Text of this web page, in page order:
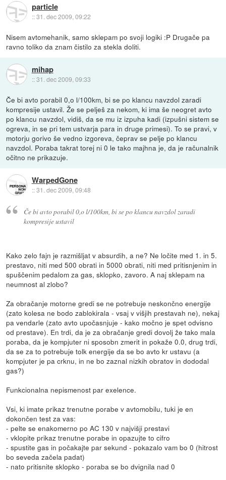
particle
::31. dec 2009, 09:22
Nisem avtomehanik, samo sklepam po svoji logiki :P Drugače pa
ravno toliko da znam čistilo za stekla doliti.
mihap
::31. dec 2009, 09:33
Če bi avto porabil 0,o l/100km, bi se po klancu navzdol zaradi
kompresije ustavil. Že se pelješ za nekom, ki ima še neogret avto
po klancu navzdol, vidiš, da se mu iz izpuha kadi (izpušni sistem se
ogreva, in se pri tem ustvarja para in druge primesi). To se pravi, v
motorju gorivo še vedno izgoreva, čeprav se pelje po klancu
navzdol. Poraba takrat torej ni 0 le tako majhna je, da je računalnik
očitno ne prikazuje.
WarpedGone
::31. dec 2009, 09:48
Če bi avto porabil 0,o l/100km, bi se po klancu navzdol zaradi
kompresije ustavil
Kako zelo fajn je razmišljat v absurdih, a ne? Ne ločite med 1. in 5.
prestavo, niti med 500 obrati in 5000 obrati, niti med pritisnjenim in
spuščenim pedalom za gas, sklopko, zavoro. A naj sklepam na
neumnost al zlobo?
Za obračanje motorne gredi se ne potrebuje neskončno energije
(zato kolesa ne bodo zablokirala - vsaj v višjih prestavah ne), nekaj
pa vendarle (zato avto upočasnjuje - kako močno je spet odvisno
od prestave). En trdi, da je za obračanje gredi dovolj že tako mala
poraba, da je kompjuter ni sposobn zmerit in pokaže 0.0, drug trdi,
da se za to potrebuje tolk energije da se bo avto kr ustavu (a
kompjuter je pa crknu, in ne bo zaznal nizkih obratov in dododal
gas?)
Funkcionalna nepismenost par exelence.
Vsi, ki imate prikaz trenutne porabe v avtomobilu, tuki je en
dokončen test za vas:
- pelte se enakomerno po AC 130 v najvišji prestavi
- vklopite prikaz trenutne porabe in opazujte to cifro
- spustite gas in počakajte par sekund - pokazalo vam bo 0 (hitrost
bo seveda začela padat)
- nato pritisnite sklopko - poraba se bo dvignila nad 0